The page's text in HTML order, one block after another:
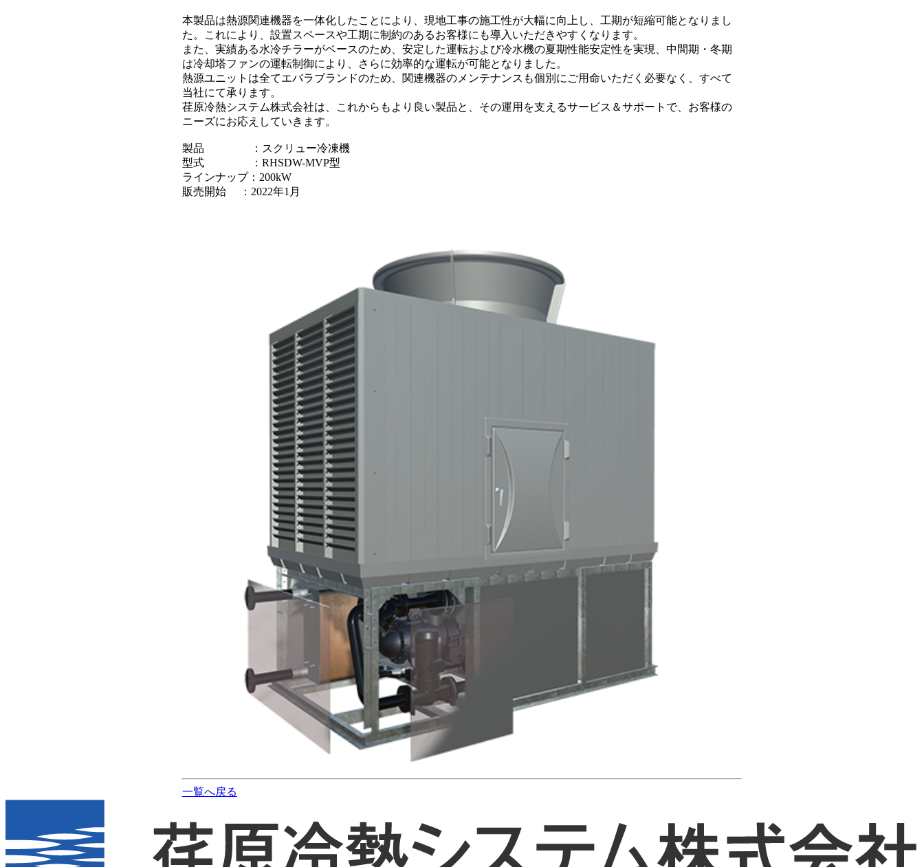
本製品は熱源関連機器を一体化したことにより、現地工事の施工性が大幅に向上し、工期が短縮可能となりまし
た。これにより、設置スペースや工期に制約のあるお客様にも導入いただきやすくなります。
また、実績ある水冷チラーがベースのため、安定した運転および冷水機の夏期性能安定性を実現、中間期・冬期
は冷却塔ファンの運転制御により、さらに効率的な運転が可能となりました。
熱源ユニットは全てエバラブランドのため、関連機器のメンテナンスも個別にご用命いただく必要なく、すべて
当社にて承ります。
荏原冷熱システム株式会社は、これからもより良い製品と、その運用を支えるサービス＆サポートで、お客様の
ニーズにお応えしていきます。
製品 ：スクリュー冷凍機
型式 ：RHSDW-MVP型
ラインナップ：200kW
販売開始 ：2022年1月
一覧へ戻る